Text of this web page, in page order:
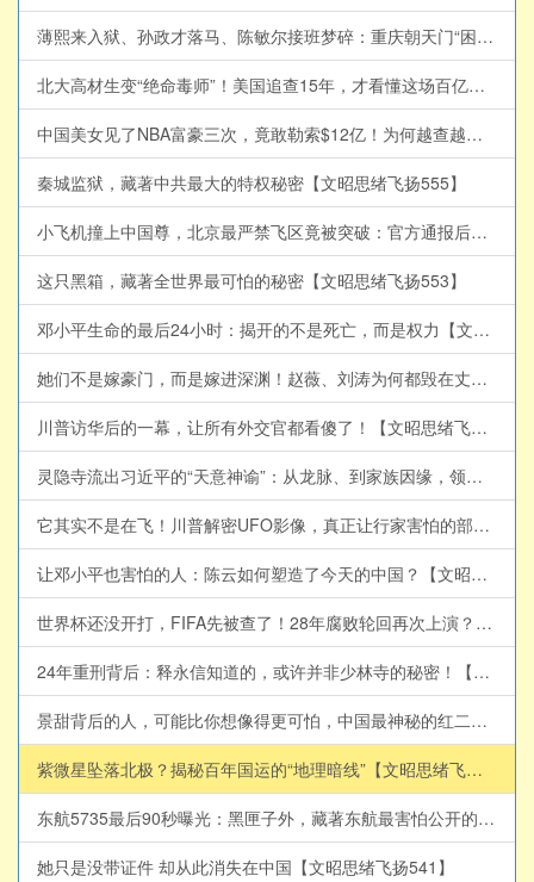
薄熙来入狱、孙政才落马、陈敏尔接班梦碎：重庆朝天门“困龙局”之谜【文昭思绪飞扬558】
北大高材生变“绝命毒师”！美国追查15年，才看懂这场百亿洗钱局【文昭思绪飞扬557】
中国美女见了NBA富豪三次，竟敢勒索$12亿！为何越查越不寻常？【文昭思绪飞扬556】
秦城监狱，藏著中共最大的特权秘密【文昭思绪飞扬555】
小飞机撞上中国尊，北京最严禁飞区竟被突破：官方通报后，真正的疑问才开始【文昭思绪飞扬554】
这只黑箱，藏著全世界最可怕的秘密【文昭思绪飞扬553】
邓小平生命的最后24小时：揭开的不是死亡，而是权力【文昭思绪飞扬552】
她们不是嫁豪门，而是嫁进深渊！赵薇、刘涛为何都毁在丈夫手里？【文昭思绪飞扬551】
川普访华后的一幕，让所有外交官都看傻了！【文昭思绪飞扬550】
灵隐寺流出习近平的“天意神谕”：从龙脉、到家族因缘，领袖最怕的是这个！【文昭思绪飞扬549】
它其实不是在飞！川普解密UFO影像，真正让行家害怕的部分【文昭思绪飞扬544】
让邓小平也害怕的人：陈云如何塑造了今天的中国？【文昭思绪飞扬548】
世界杯还没开打，FIFA先被查了！28年腐败轮回再次上演？【文昭思绪飞扬547】
24年重刑背后：释永信知道的，或许并非少林寺的秘密！【文昭思绪飞扬546】
景甜背后的人，可能比你想像得更可怕，中国最神秘的红二代：他不在台前，却能影响整个权力圈【文昭思绪飞扬545】
紫微星坠落北极？揭秘百年国运的“地理暗线”【文昭思绪飞扬543】
东航5735最后90秒曝光：黑匣子外，藏著东航最害怕公开的东西【文昭思绪飞扬542】
她只是没带证件 却从此消失在中国【文昭思绪飞扬541】